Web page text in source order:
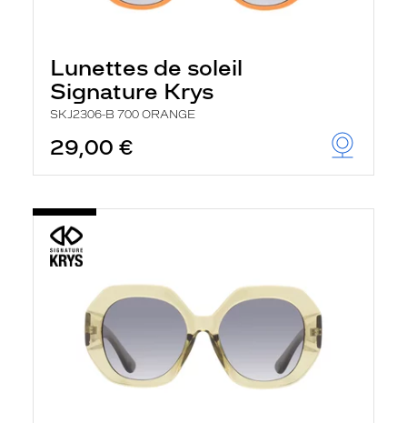
Lunettes de soleil
Signature Krys
SKJ2306-B 700 ORANGE
29,00 €